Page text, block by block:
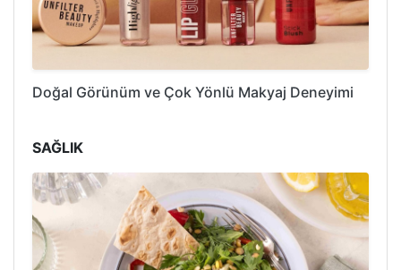
Doğal Görünüm ve Çok Yönlü Makyaj Deneyimi
SAĞLIK